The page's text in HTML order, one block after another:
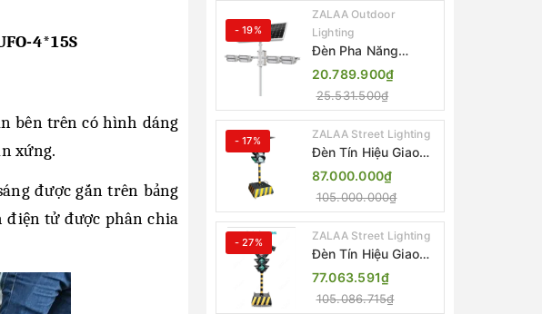
4*15S
bên trên có hình dáng
xứng.
được gắn trên bảng
điện tử được phân chia
- 19%
ZALAA Outdoor
Lighting
Đèn Pha Năng
Lượng Mặt Trời Sân
Thể Thao ZALAA
Jsc Chống Nước
IP65 Cao Cấp
20.789.900₫
25.531.500₫
- 17% ZALAA Street Lighting
Đèn Tín Hiệu Giao
Thông Di Động Năng
Lượng Mặt Trời
ZALAA ZL-300A-D
87.000.000₫
105.000.000₫
- 27% ZALAA Street Lighting
Đèn Tín Hiệu Giao
Thông Di Động Năng
Lượng Mặt Trời
ZALAA ZL-409300C
77.063.591₫
105.086.715₫